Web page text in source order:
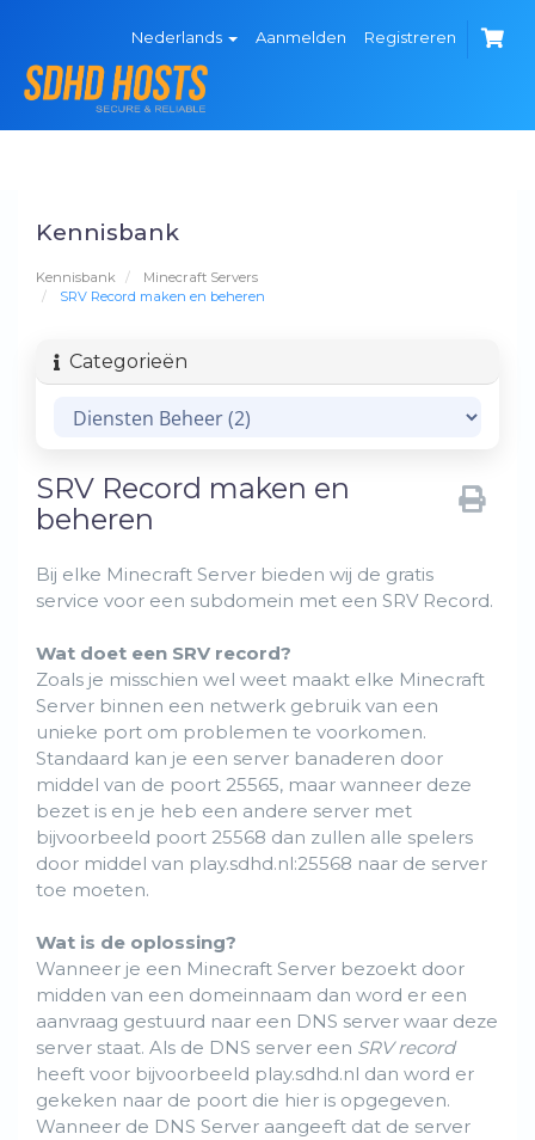
Nederlands Aanmelden Registreren
Kennisbank
Kennisbank
Minecraft Servers
SRV Record maken en beheren
Categorieën
SRV Record maken en
beheren
Bij elke Minecraft Server bieden wij de gratis
service voor een subdomein met een SRV Record.
Wat doet een SRV record?
Zoals je misschien wel weet maakt elke Minecraft
Server binnen een netwerk gebruik van een
unieke port om problemen te voorkomen.
Standaard kan je een server banaderen door
middel van de poort 25565, maar wanneer deze
bezet is en je heb een andere server met
bijvoorbeeld poort 25568 dan zullen alle spelers
door middel van play.sdhd.nl:25568 naar de server
toe moeten.
Wat is de oplossing?
Wanneer je een Minecraft Server bezoekt door
midden van een domeinnaam dan word er een
aanvraag gestuurd naar een DNS server waar deze
server staat. Als de DNS server een SRV record
heeft voor bijvoorbeeld play.sdhd.nl dan word er
gekeken naar de poort die hier is opgegeven.
Wanneer de DNS Server aangeeft dat de server